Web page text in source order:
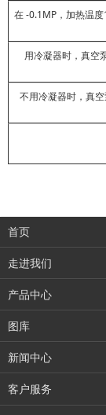
在 -0.1MP，加热温
用冷凝器时，真空
不用冷凝器时，真
首页
走进我们
产品中心
图库
新闻中心
客户服务